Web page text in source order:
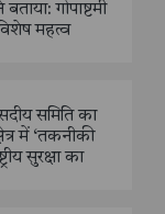
गोपाष्टमी
महत्व
समिति का
में ‘तकनीकी
सुरक्षा का